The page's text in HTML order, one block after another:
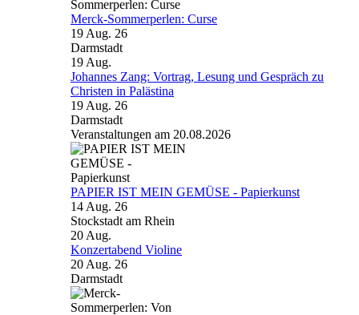
Merck-Sommerperlen: Curse
19 Aug. 26
Darmstadt
19 Aug.
Johannes Zang: Vortrag, Lesung und Gespräch zu
Christen in Palästina
19 Aug. 26
Darmstadt
Veranstaltungen am 20.08.2026
PAPIER IST MEIN GEMÜSE - Papierkunst
14 Aug. 26
Stockstadt am Rhein
20 Aug.
Konzertabend Violine
20 Aug. 26
Darmstadt